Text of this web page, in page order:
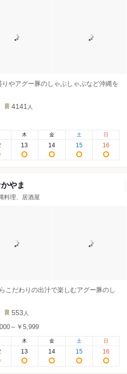
りやアグー豚のしゃぶしゃぶなど沖縄を
4141 人
木
13
金
14
土
15
日
16
やま
料理、居酒屋
こだわりの出汁で楽しむアグー豚のし
553 人
～￥5,999
木
13
金
14
土
15
日
16